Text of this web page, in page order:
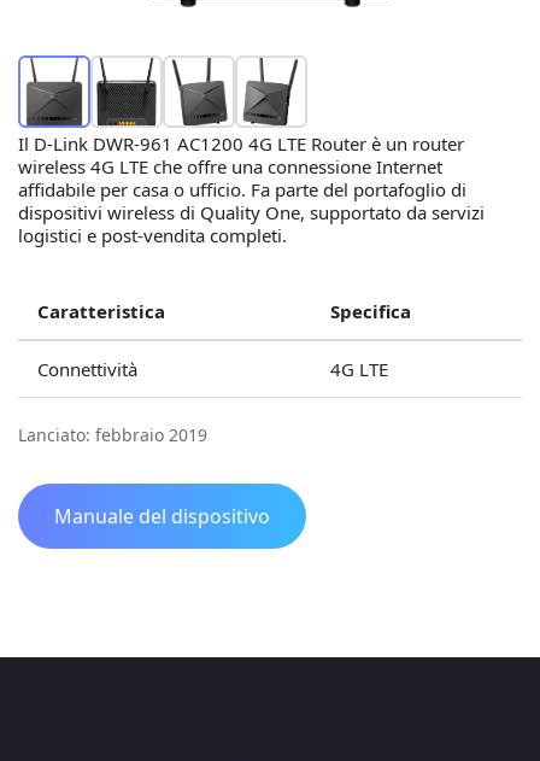
Il D-Link DWR-961 AC1200 4G LTE Router è un router
wireless 4G LTE che offre una connessione Internet
affidabile per casa o ufficio. Fa parte del portafoglio di
dispositivi wireless di Quality One, supportato da servizi
logistici e post-vendita completi.
Caratteristica Specifica
Connettività 4G LTE
Lanciato: febbraio 2019
Manuale del dispositivo